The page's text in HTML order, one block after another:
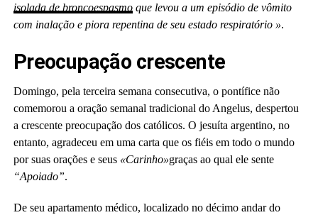
isolada de broncoespasmoque levou a um episódio de vômito
com inalação e piora repentina de seu estado respiratório ».
Preocupação crescente
Domingo, pela terceira semana consecutiva, o pontífice não
comemorou a oração semanal tradicional do Angelus, despertou
a crescente preocupação dos católicos. O jesuíta argentino, no
entanto, agradeceu em uma carta que os fiéis em todo o mundo
por suas orações e seus «Carinho»graças ao qual ele sente
“Apoiado”.
De seu apartamento médico, localizado no décimo andar do